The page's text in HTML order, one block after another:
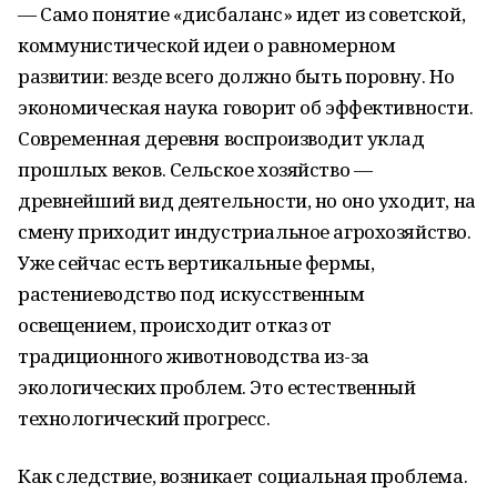
— Само понятие «дисбаланс» идет из советской,
коммунистической идеи о равномерном
развитии: везде всего должно быть поровну. Но
экономическая наука говорит об эффективности.
Современная деревня воспроизводит уклад
прошлых веков. Сельское хозяйство —
древнейший вид деятельности, но оно уходит, на
смену приходит индустриальное агрохозяйство.
Уже сейчас есть вертикальные фермы,
растениеводство под искусственным
освещением, происходит отказ от
традиционного животноводства из-за
экологических проблем. Это естественный
технологический прогресс.
Как следствие, возникает социальная проблема.